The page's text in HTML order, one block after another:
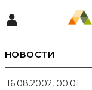
НОВОСТИ
16.08.2002, 00:01